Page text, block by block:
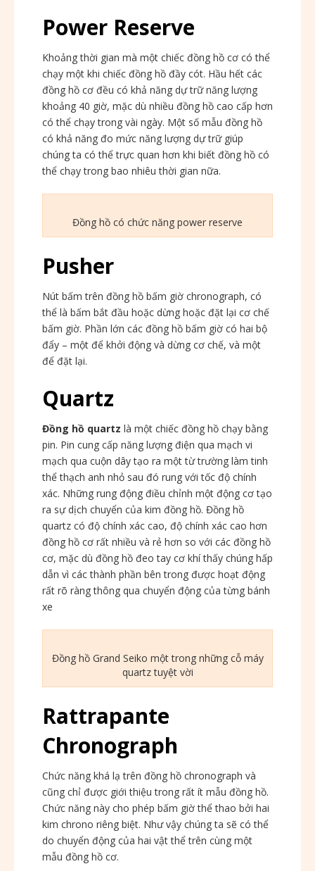
Power Reserve
Khoảng thời gian mà một chiếc đồng hồ cơ có thể
chạy một khi chiếc đồng hồ đầy cót. Hầu hết các
đồng hồ cơ đều có khả năng dự trữ năng lượng
khoảng 40 giờ, mặc dù nhiều đồng hồ cao cấp hơn
có thể chạy trong vài ngày. Một số mẫu đồng hồ
có khả năng đo mức năng lượng dự trữ giúp
chúng ta có thể trực quan hơn khi biết đồng hồ có
thể chạy trong bao nhiêu thời gian nữa.
Đồng hồ có chức năng power reserve
Pusher
Nút bấm trên đồng hồ bấm giờ chronograph, có
thể là bấm bắt đầu hoặc dừng hoặc đặt lại cơ chế
bấm giờ. Phần lớn các đồng hồ bấm giờ có hai bộ
đẩy – một để khởi động và dừng cơ chế, và một
để đặt lại.
Quartz
Đồng hồ quartz là một chiếc đồng hồ chạy bằng
pin. Pin cung cấp năng lượng điện qua mạch vi
mạch qua cuộn dây tạo ra một từ trường làm tinh
thể thạch anh nhỏ sau đó rung với tốc độ chính
xác. Những rung động điều chỉnh một động cơ tạo
ra sự dịch chuyển của kim đồng hồ. Đồng hồ
quartz có độ chính xác cao, độ chính xác cao hơn
đồng hồ cơ rất nhiều và rẻ hơn so với các đồng hồ
cơ, mặc dù đồng hồ đeo tay cơ khí thấy chúng hấp
dẫn vì các thành phần bên trong được hoạt động
rất rõ ràng thông qua chuyển động của từng bánh
xe
Đồng hồ Grand Seiko một trong những cỗ máy
quartz tuyệt vời
Rattrapante
Chronograph
Chức năng khá lạ trên đồng hồ chronograph và
cũng chỉ được giới thiệu trong rất ít mẫu đồng hồ.
Chức năng này cho phép bấm giờ thể thao bởi hai
kim chrono riêng biệt. Như vậy chúng ta sẽ có thể
do chuyển động của hai vật thể trên cùng một
mẫu đồng hồ cơ.